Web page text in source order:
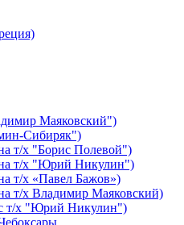
Маяковский")
Сибиряк")
т/х "Борис Полевой")
на т/х "Юрий Никулин")
т/х «Павел Бажов»)
т/х Владимир Маяковский)
с т/х "Юрий Никулин")